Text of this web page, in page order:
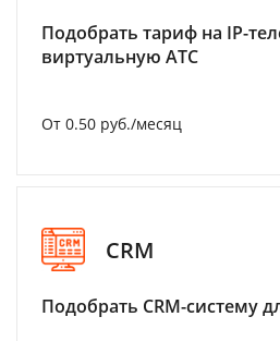
Подобрать тариф на IP-
виртуальную АТС
От 0.50 руб./месяц
CRM
Подобрать CRM-систему